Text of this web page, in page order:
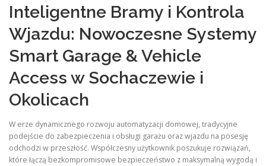
Inteligentne Bramy i Kontrola
Wjazdu: Nowoczesne Systemy
Smart Garage & Vehicle
Access w Sochaczewie i
Okolicach
W erze dynamicznego rozwoju automatyzacji domowej, tradycyjne
podejście do zabezpieczenia i obsługi garażu oraz wjazdu na posesję
odchodzi w przeszłość. Współczesny użytkownik poszukuje rozwiązań,
które łączą bezkompromisowe bezpieczeństwo z maksymalną wygodą i